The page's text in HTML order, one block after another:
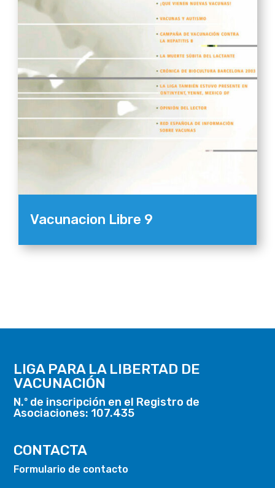
Vacunacion Libre 9
LIGA PARA LA LIBERTAD DE
VACUNACIÓN
N.º de inscripción en el Registro de
Asociaciones: 107.435
CONTACTA
Formulario de contacto